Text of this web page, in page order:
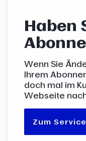
Haben
Wenn Sie
Ihrem
doch mal im
Webseite
Zum